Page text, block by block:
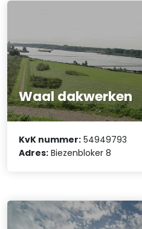
Waal dakwerken
KvK nummer: 54949793
Adres: Biezenbloker 8